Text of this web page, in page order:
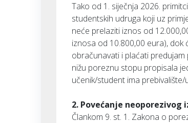
Tako od 1. siječnja 2026.
studentskih udruga koji uz
neće prelaziti iznos od
iznosa od 10.800,00 eura), dok
obračunavati i plaćati
nižu poreznu stopu propisala
učenik/student ima
2. Povećanje
Člankom 9. st. 1. Zakona o